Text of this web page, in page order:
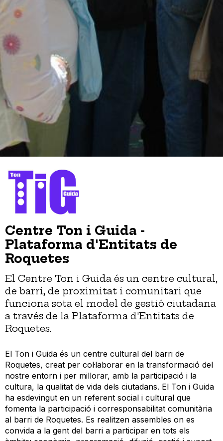
Centre Ton i Guida -
Plataforma d'Entitats de
Roquetes
El Centre Ton i Guida és un centre cultural,
de barri, de proximitat i comunitari que
funciona sota el model de gestió ciutadana
a través de la Plataforma d'Entitats de
Roquetes.
El Ton i Guida és un centre cultural del barri de
Roquetes, creat per col·laborar en la transformació del
nostre entorn i per millorar, amb la participació i la
cultura, la qualitat de vida dels ciutadans. El Ton i Guida
ha esdevingut en un referent social i cultural que
fomenta la participació i corresponsabilitat comunitària
al barri de Roquetes. Es realitzen assembles on es
convida a la gent del barri a participar en tots els